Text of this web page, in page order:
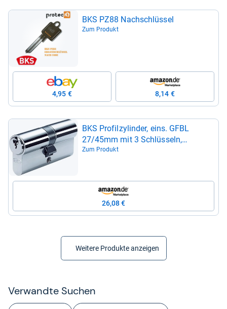
BKS PZ88 Nach­schlüs­sel
Zum Produkt
4,95 € 8,14 €
BKS Pro­fil­zy­lin­der, eins. GFBL
27/45mm mit 3 Schlüs­seln,
88020005
Zum Produkt
26,08 €
Weitere Produkte anzeigen
Ver­wandte Suchen